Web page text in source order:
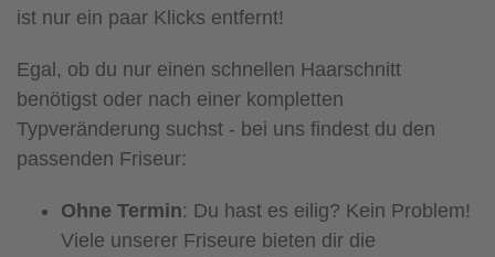
ist nur ein paar Klicks entfernt!
Egal, ob du nur einen schnellen Haarschnitt
benötigst oder nach einer kompletten
Typveränderung suchst - bei uns findest du den
passenden Friseur:
Ohne Termin: Du hast es eilig? Kein Problem!
Viele unserer Friseure bieten dir die